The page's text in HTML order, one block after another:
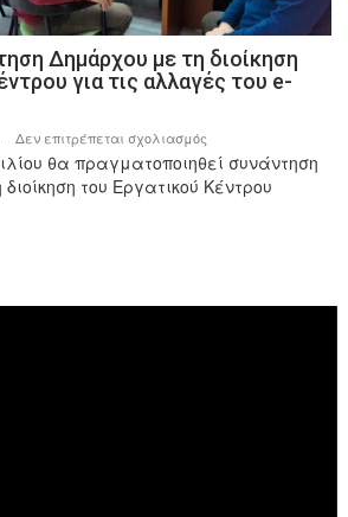
ΥΠ.ΕΝ.
Δημάρχου με τη διοίκηση
για τις αλλαγές του e-
Δεν επιτρέπεται σχολιασμός
Αιγιάλεια:
Συνάντηση
θα πραγματοποιηθεί συνάντηση
του Εργατικού Κέντρου